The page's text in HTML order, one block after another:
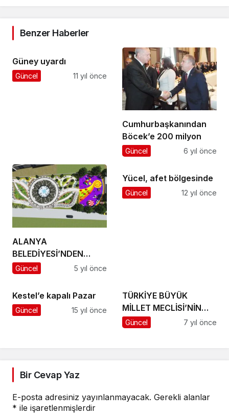
Benzer Haberler
Güney uyardı
Güncel 11 yıl önce
Cumhurbaşkanından
Böcek’e 200 milyon
Güncel 6 yıl önce
ALANYA
BELEDİYESİ’NDEN
SARAY MAHALLESİNE
Güncel 5 yıl önce
Yücel, afet bölgesinde
Güncel 12 yıl önce
Kestel’e kapalı Pazar
Güncel 15 yıl önce
TÜRKİYE BÜYÜK
MİLLET MECLİSİ’NİN
KURULUŞUNUN 99. YILI
Güncel 7 yıl önce
Bir Cevap Yaz
E-posta adresiniz yayınlanmayacak. Gerekli alanlar
* ile işaretlenmişlerdir